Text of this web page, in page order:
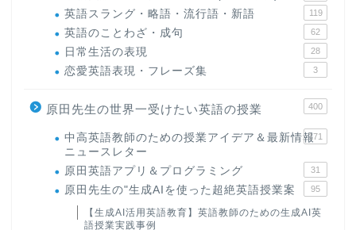
英語スラング・略語・流行語・新語 119
英語のことわざ・成句 62
日常生活の表現 28
恋愛英語表現・フレーズ集 3
原田先生の世界一受けたい英語の授業 400
中高英語教師のための授業アイデア＆最新情報
ニュースレター
171
原田英語アプリ＆プログラミング 31
原田先生の"生成AIを使った超絶英語授業案 95
【生成AI活用英語教育】英語教師のための生成AI英
語授業実践事例